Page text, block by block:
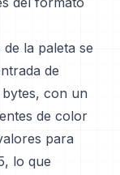
la paleta se
de
con un
de color
para
lo que